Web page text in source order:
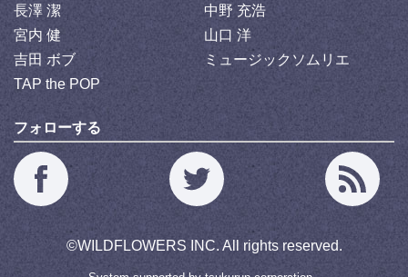
長澤 潔
中野 充浩
宮内 健
山口 洋
吉田 ボブ
ミュージックソムリエ
TAP the POP
フォローする
©WILDFLOWERS INC. All rights reserved.